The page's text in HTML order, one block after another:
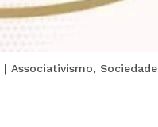
| Associativismo, Sociedade